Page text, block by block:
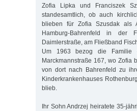
Zofia Lipka und Franciszek
standesamtlich, ob auch
blieben für Zofia Szusdak als
Hamburg-Bahrenfeld in der
Daimlerstraße, am Fließband
Um 1963 bezog die Familie
Marckmannstraße 167, wo Zofia
von dort nach Bahrenfeld zu
Kinderkrankenhauses
blieb.
Ihr Sohn Andrzej heiratete 35-